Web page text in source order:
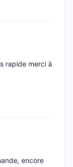
rapide merci à
encore